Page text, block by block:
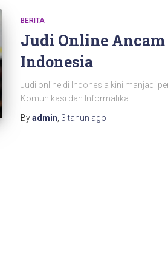
BERITA
Judi Online
Indonesia
Judi online di Indonesia kini manjadi
Komunikasi dan Informatika
Byadmin 3 tahun ago